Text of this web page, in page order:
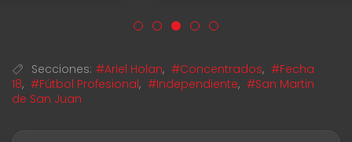
Secciones: #Ariel Holan, #Concentrados, #Fecha
18, #Fútbol Profesional, #Independiente, #San Martin
de San Juan